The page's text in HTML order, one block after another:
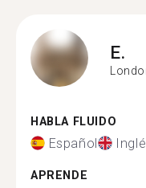
E.
HABLA FLUIDO
Español
APRENDE